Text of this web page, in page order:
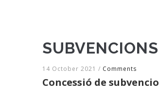
14 October 2021 / Comments
Concessió de